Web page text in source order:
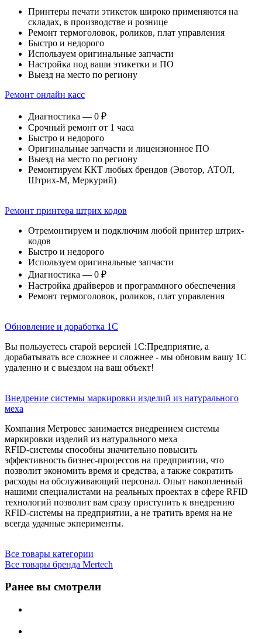
Принтеры печати этикеток широко применяются на
складах, в производстве и рознице
Ремонт термоголовок, роликов, плат управления
Быстро и недорого
Используем оригинальные запчасти
Настройка под ваши этикетки и ПО
Выезд на место по региону
Ремонт онлайн касс
Диагностика — 0 ₽
Срочный ремонт от 1 часа
Быстро и недорого
Оригинальные запчасти и лицензионное ПО
Выезд на место по региону
Ремонтируем ККТ любых брендов (Эвотор, АТОЛ,
Штрих-М, Меркурий)
Ремонт принтера штрих кодов
Отремонтируем и подключим любой принтер штрих-
кодов
Быстро и недорого
Используем оригинальные запчасти
Диагностика — 0 ₽
Настройка драйверов и программного обеспечения
Ремонт термоголовок, роликов, плат управления
Обновление и доработка 1С
Вы пользуетесь старой версией 1С:Предприятие, а
дорабатывать все сложнее и сложнее - мы обновим вашу 1С
удаленно и с выездом на ваш объект!
Внедрение системы маркировки изделий из натурального
меха
Компания Метровес занимается внедрением системы
маркировки изделий из натурального меха
RFID-системы способны значительно повысить
эффективность бизнес-процессов на предприятии, что
позволит экономить время и средства, а также сократить
расходы на обслуживающий персонал. Опыт накопленный
нашими специалистами на реальных проектах в сфере RFID
технологий позволит вам сразу приступить к внедрению
RFID-системы на предприятии, а не тратить время на не
всегда удачные экперименты.
Все товары категории
Все товары бренда Mertech
Ранее вы смотрели